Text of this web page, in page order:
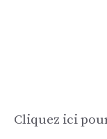
Cliquez ici